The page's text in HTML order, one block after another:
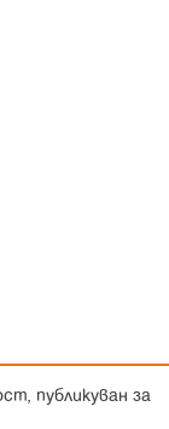
публикуван за